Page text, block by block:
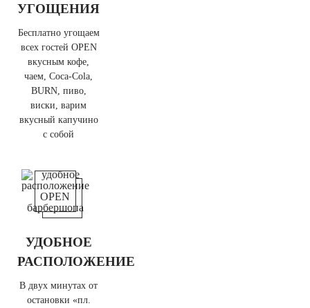
УГОЩЕНИЯ
Бесплатно угощаем
всех гостей OPEN
вкусным кофе,
чаем, Coca-Cola,
BURN, пиво,
виски, варим
вкусный капучино
с собой
УДОБНОЕ
РАСПОЛОЖЕНИЕ
В двух минутах от
остановки «пл.